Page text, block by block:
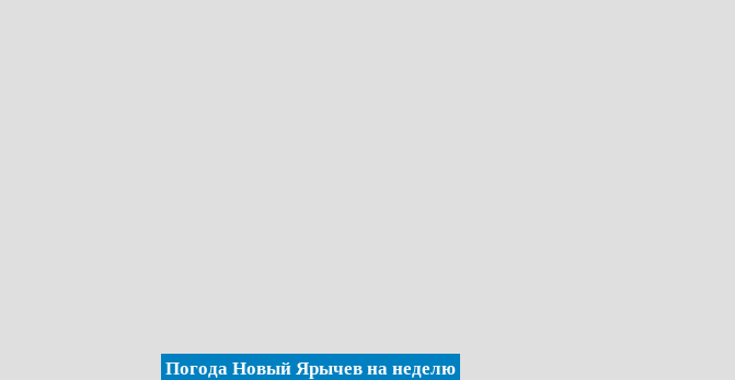
Погода Новый Ярычев на неделю